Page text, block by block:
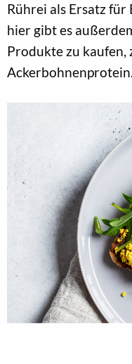
Rührei als Ersatz
hier gibt es
Produkte zu kaufen,
Ackerbohnenprotein.